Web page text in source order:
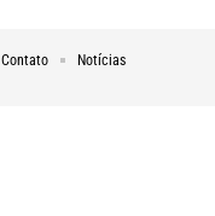
Contato Notícias